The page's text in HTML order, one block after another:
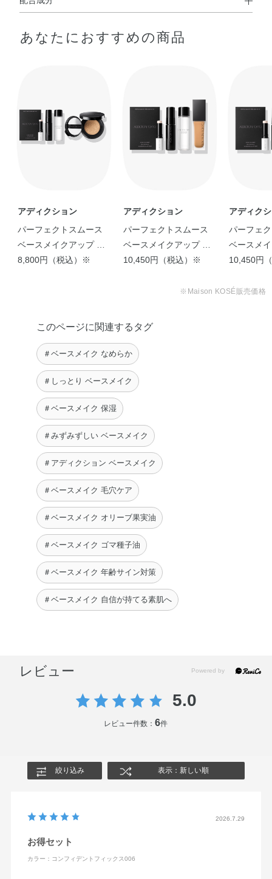
水・メチルトリメチコン・メトキシケイヒ酸エチルヘキシ
ヘキサン酸セチル・ポリグリセリル－3ポリジメチルシロ
キシエチルジメチコン・アルガニアスピノサ核油・オリー
ブ果実油・カニナバラ果実エキス・カニナバラ果実油・カ
ミツレ花エキス・グリチルリチン酸2K・ゴマ種子油・サフ
エキス・BHT・PEG－9ポリジメチルシロキシエチルジメ
－t－ブチルヒドロキシヒドロケイヒ酸）ペンタエリスリチ
ル・ポリヒドロキシステアリン酸・ラウリルPEG－9ポリ
ジメチルシロキシエチルジメチコン・塩化Na・水酸化Al・
フェノキシエタノール・マイカ・酸化チタン・酸化亜鉛・
酸化鉄
◆SILKY BALM STICK
ジメチコン・水・パラフィン・エチルヘキサン酸セチル・
セレシン・ポリシリコーン－11・ポリメチルシルセスキオ
キサン・（カプリル酸／カプリン酸）ヤシアルキル・ラウ
リルPEG－9ポリジメチルシロキシエチルジメチコン・
（トリメチルペンタンジオール／アジピン酸／グリセリ
ン）クロスポリマー・塩化Na・マイクロクリスタリンワッ
クス・BG・オリーブ果実油・カニナバラ果実油・ゴマ種子
油・サフラワー油・ジパルミチン酸アスコルビル・トコフ
ェロール・ホホバ種子油・ラベンダー油・BHT・エチルヘ
キシルグリセリン・グリセリン・シリカ・ジミリスチン酸
Al・ラウロイルリシン・水酸化Al・フェノキシエタノー
ル・酸化チタン・酸化鉄
キサノイン・ジカプリン酸ポリグリセリル－6・ジカプリ
ン酸PG・ジオレイン酸ポリグリセリル－10・ミリスチン
酸イソプロピル・水添ポリイソブテン・イソノナン酸イソ
トリデシル・オリーブ果実油・ゴマ種子油・サフラワー
油・トコフェロール・ホホバ種子油・BHT・シクロヘキサ
キシル・エタノール・リンゴ酸ジイソステアリル・イソノ
ニルトリメチコン・メドウフォーム油・トリイソステアリ
ン酸ポリグリセリル－2・（ジメチコン／ビニルトリメチ
あなたにおすすめの商品
アディクション
パーフェクトスムース
ベースメイクアップ キ
ット
8,800円（税込）※
アディクション
パーフェクトスムース
ベースメイクアップ キ
ット
10,450円（税込）※
アディク
パーフェ
ベースメ
ット
10,450円
※Maison KOSÉ販売価格
このページに関連するタグ
＃ベースメイク なめらか
＃しっとり ベースメイク
＃ベースメイク 保湿
＃みずみずしい ベースメイク
＃アディクション ベースメイク
＃ベースメイク 毛穴ケア
＃ベースメイク オリーブ果実油
＃ベースメイク ゴマ種子油
＃ベースメイク 年齢サイン対策
＃ベースメイク 自信が持てる素肌へ
レビュー
5.0
レビュー件数：6件
絞り込み 表示：新しい順
2026.7.29
お得セット
カラー：コンフィデントフィックス006